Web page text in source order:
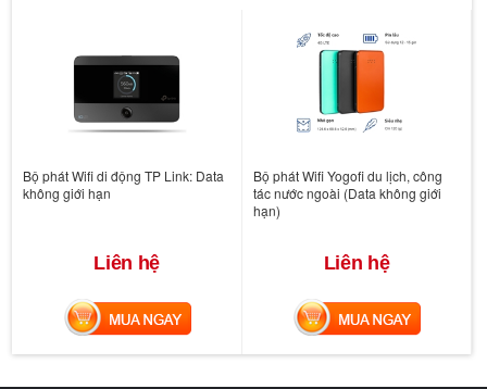
Bộ phát Wifi di động TP Link: Data
không giới hạn
Liên hệ
MUA NGAY
Bộ phát Wifi Yogofi du lịch, công
tác nước ngoài (Data không giới
hạn)
Liên hệ
MUA NGAY